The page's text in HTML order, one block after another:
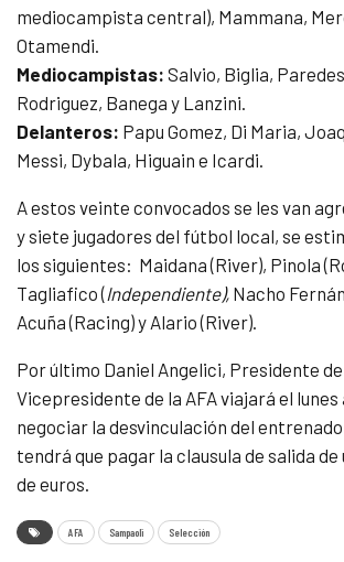
mediocampista central), Mammana,
Otamendi.
Mediocampistas: Salvio, Biglia,
Rodriguez, Banega y Lanzini.
Delanteros: Papu Gomez, Di Maria,
Messi, Dybala, Higuain e Icardi.
A estos veinte convocados se les van
y siete jugadores del fútbol local, se
los siguientes: Maidana (River), Pinola
Tagliafico (Independiente), Nacho
Acuña (Racing) y Alario (River).
Por último Daniel Angelici, Presidente
Vicepresidente de la AFA viajará el lunes
negociar la desvinculación del
tendrá que pagar la clausula de salida de
de euros.
AFA Sampaoli Selección